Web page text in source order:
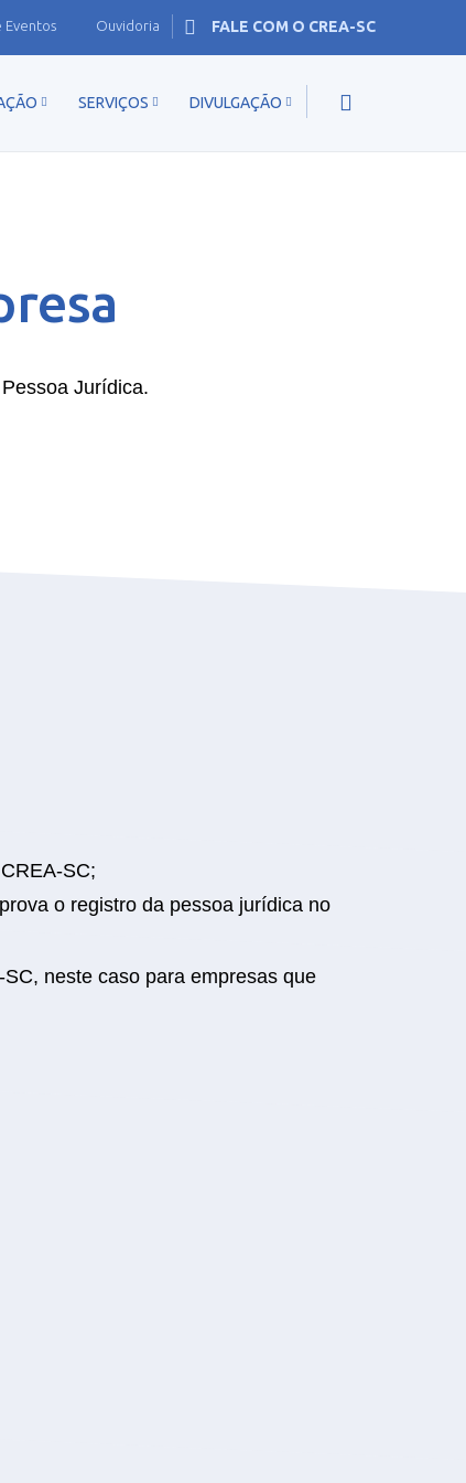
Eventos Ouvidoria FALE COM O CREA-SC
SERVIÇOS DIVULGAÇÃO
Jurídica.
SC;
o registro da pessoa jurídica no
neste caso para empresas que